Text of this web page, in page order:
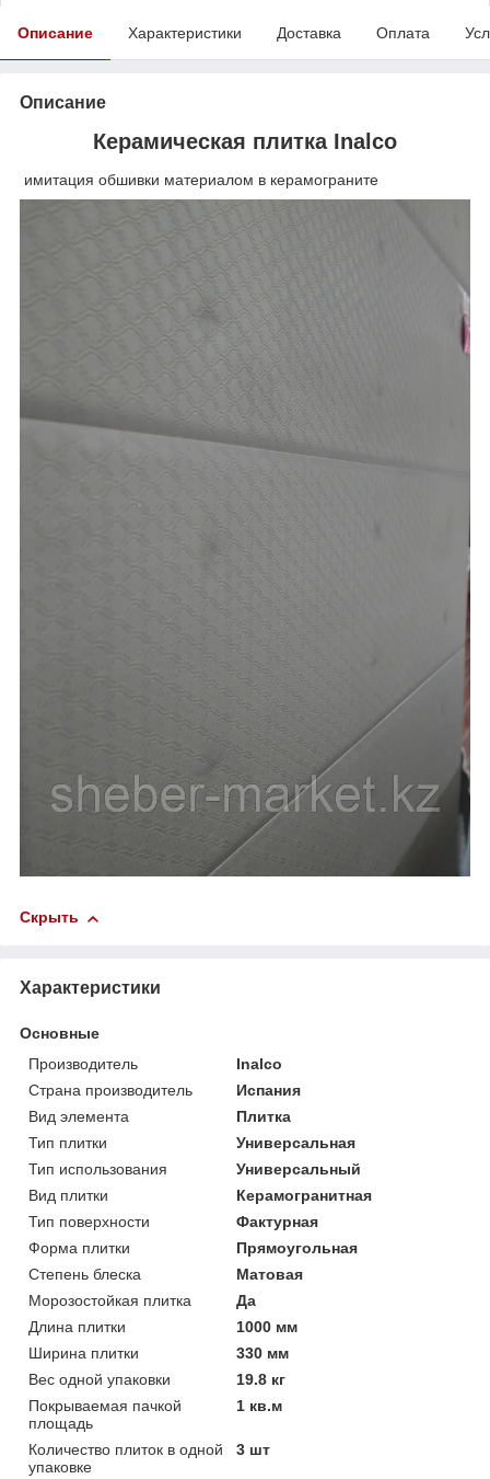
Описание Характеристики Доставка Оплата
Описание
Керамическая плитка Inalco
имитация обшивки материалом в керамограните
Скрыть
Характеристики
Основные
Производитель
Inalco
Страна производитель
Испания
Вид элемента
Плитка
Тип плитки
Универсальная
Тип использования
Универсальный
Вид плитки
Керамогранитная
Тип поверхности
Фактурная
Форма плитки
Прямоугольная
Степень блеска
Матовая
Морозостойкая плитка
Да
Длина плитки
1000 мм
Ширина плитки
330 мм
Вес одной упаковки
19.8 кг
Покрываемая пачкой
площадь
1 кв.м
Количество плиток в одной
упаковке
3 шт